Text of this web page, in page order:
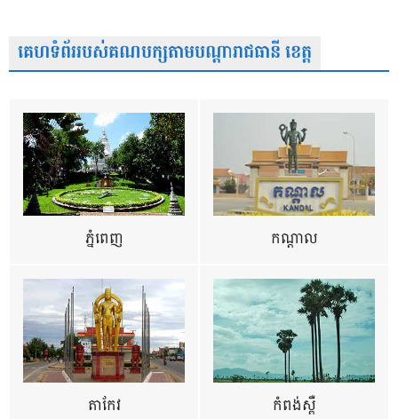
គេហទំព័ររបស់គណបក្សតាមបណ្តារាជធានី ខេត្ត
ភ្នំពេញ កណ្តាល
តាកែវ កំពង់ស្ពឺ